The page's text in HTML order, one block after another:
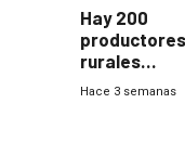
Hay 200
productores
rurales
afectados
Hace 3 semanas